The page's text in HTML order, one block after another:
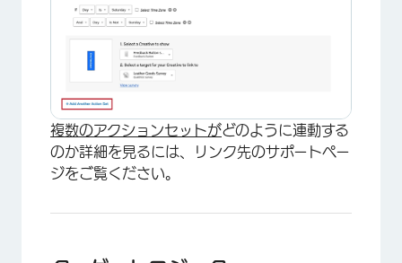
複数のアクションセットがどのように連動する
のか詳細を見るには、リンク先のサポートペー
ジをご覧ください。